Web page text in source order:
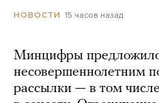
НОВОСТИ 15 часов назад
Минцифры предложило
несовершеннолетним
рассылки — в том